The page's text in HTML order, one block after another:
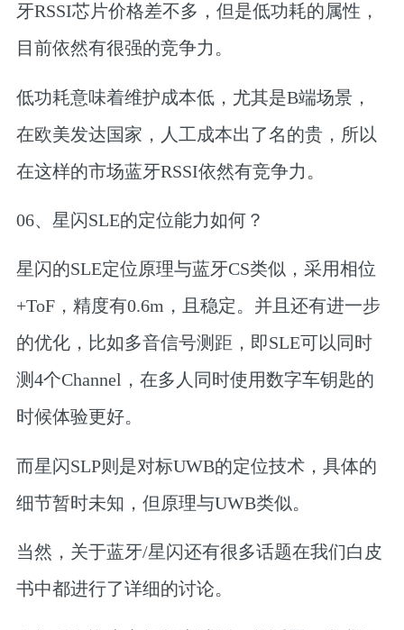
牙RSSI芯片价格差不多，但是低功耗的属性，
目前依然有很强的竞争力。
低功耗意味着维护成本低，尤其是B端场景，
在欧美发达国家，人工成本出了名的贵，所以
在这样的市场蓝牙RSSI依然有竞争力。
06、 星闪SLE的定位能力如何？
星闪的SLE定位原理与蓝牙CS类似，采用相位
+ToF，精度有0.6m，且稳定。并且还有进一步
的优化，比如多音信号测距，即SLE可以同时
测4个Channel，在多人同时使用数字车钥匙的
时候体验更好。
而星闪SLP则是对标UWB的定位技术，具体的
细节暂时未知，但原理与UWB类似。
当然，关于蓝牙/星闪还有很多话题在我们白皮
书中都进行了详细的讨论。